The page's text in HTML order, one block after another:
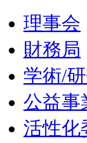
理事会
財務局
学術/
公益事
活性化